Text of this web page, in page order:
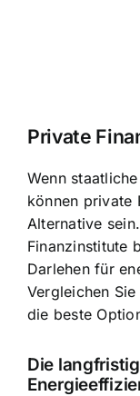
Private
Wenn
können private
Alternative
Finanzinstitute
Darlehen für
Vergleichen
die beste
Die